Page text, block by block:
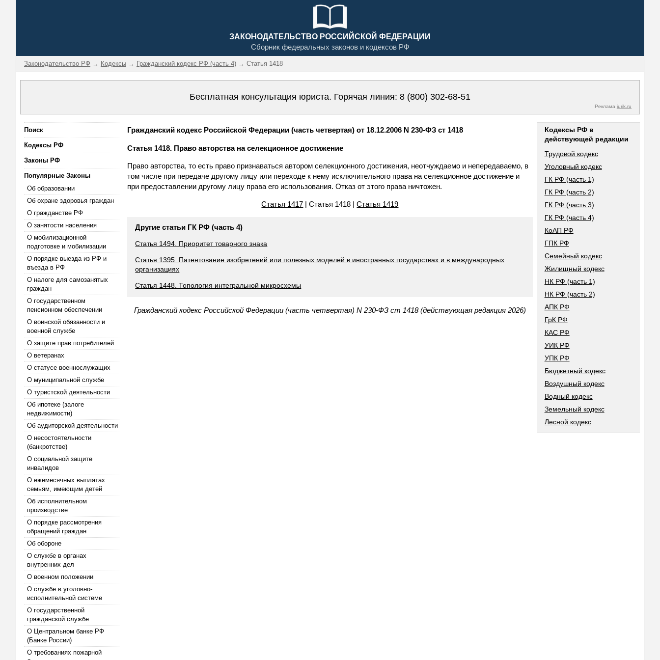
ЗАКОНОДАТЕЛЬСТВО РОССИЙСКОЙ ФЕДЕРАЦИИ
Сборник федеральных законов и кодексов РФ
Законодательство РФ → Кодексы → Гражданский кодекс РФ (часть 4) → Статья 1418
Бесплатная консультация юриста. Горячая линия: 8 (800) 302-68-51
Реклама jurik.ru
Поиск
Кодексы РФ
Законы РФ
Популярные Законы
Об образовании
Об охране здоровья граждан
О гражданстве РФ
О занятости населения
О мобилизационной
подготовке и мобилизации
О порядке выезда из РФ и
въезда в РФ
О налоге для самозанятых
граждан
О государственном
пенсионном обеспечении
О воинской обязанности и
военной службе
О защите прав потребителей
О ветеранах
О статусе военнослужащих
О муниципальной службе
О туристской деятельности
Об ипотеке (залоге
недвижимости)
Об аудиторской деятельности
О несостоятельности
(банкротстве)
О социальной защите
инвалидов
О ежемесячных выплатах
семьям, имеющим детей
Об исполнительном
производстве
О порядке рассмотрения
обращений граждан
Об обороне
О службе в органах
внутренних дел
О военном положении
О службе в уголовно-
исполнительной системе
О государственной
гражданской службе
О Центральном банке РФ
(Банке России)
О требованиях пожарной
Гражданский кодекс Российской Федерации (часть четвертая) от 18.12.2006 N 230-ФЗ ст 1418
Статья 1418. Право авторства на селекционное достижение
Право авторства, то есть право признаваться автором селекционного достижения, неотчуждаемо и непередаваемо, в
том числе при передаче другому лицу или переходе к нему исключительного права на селекционное достижение и
при предоставлении другому лицу права его использования. Отказ от этого права ничтожен.
Статья 1417 | Статья 1418 |Статья 1419
Другие статьи ГК РФ (часть 4)
Статья 1494. Приоритет товарного знака
Статья 1395. Патентование изобретений или полезных моделей в иностранных государствах и в международных
организациях
Статья 1448. Топология интегральной микросхемы
Гражданский кодекс Российской Федерации (часть четвертая) N 230-ФЗ ст 1418 (действующая редакция 2026)
Кодексы РФ в
действующей редакции
Трудовой кодекс
Уголовный кодекс
ГК РФ (часть 1)
ГК РФ (часть 2)
ГК РФ (часть 3)
ГК РФ (часть 4)
КоАП РФ
ГПК РФ
Семейный кодекс
Жилищный кодекс
НК РФ (часть 1)
НК РФ (часть 2)
АПК РФ
ГрК РФ
КАС РФ
УИК РФ
УПК РФ
Бюджетный кодекс
Воздушный кодекс
Водный кодекс
Земельный кодекс
Лесной кодекс